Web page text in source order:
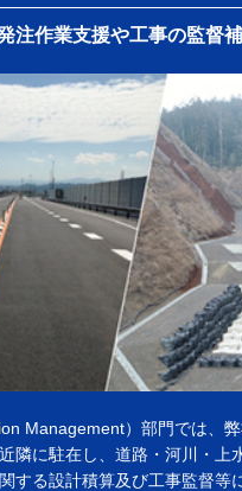
注作業支援や工事の監督
Management）部門では、
隣に駐在し、道路・河川・上
する設計積算及び工事監督等